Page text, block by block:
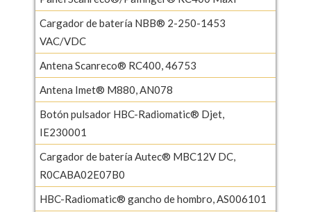
Cargador de batería NBB® 2-250-1453
VAC/VDC
Antena Scanreco® RC400, 46753
Antena Imet® M880, AN078
Botón pulsador HBC-Radiomatic® Djet,
IE230001
Cargador de batería Autec® MBC12V DC,
R0CABA02E07B0
HBC-Radiomatic® gancho de hombro, AS006101